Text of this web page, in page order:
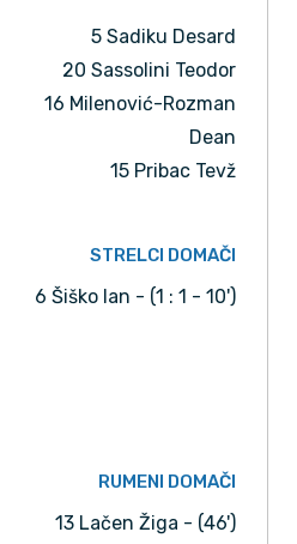
5 Sadiku Desard
20 Sassolini Teodor
16 Milenović-Rozman
Dean
15 Pribac Tevž
STRELCI DOMAČI
6 Šiško Ian - (1 : 1 - 10')
RUMENI DOMAČI
13 Lačen Žiga - (46')